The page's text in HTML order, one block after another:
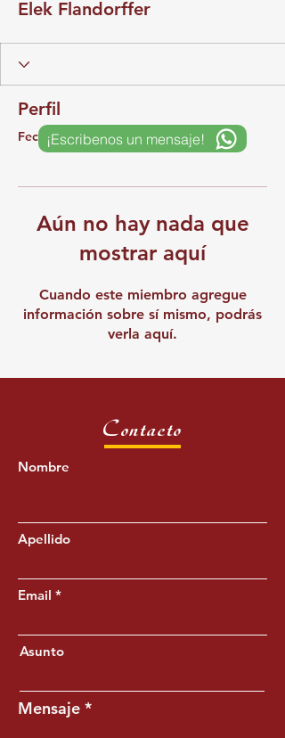
¡Escribenos un mensaje!
Elek Flandorffer
Perfil
Fecha de registro: 13 feb 2025
Aún no hay nada que
mostrar aquí
Cuando este miembro agregue
información sobre sí mismo, podrás
verla aquí.
Contacto
Nombre
Apellido
Email
Asunto
Mensaje